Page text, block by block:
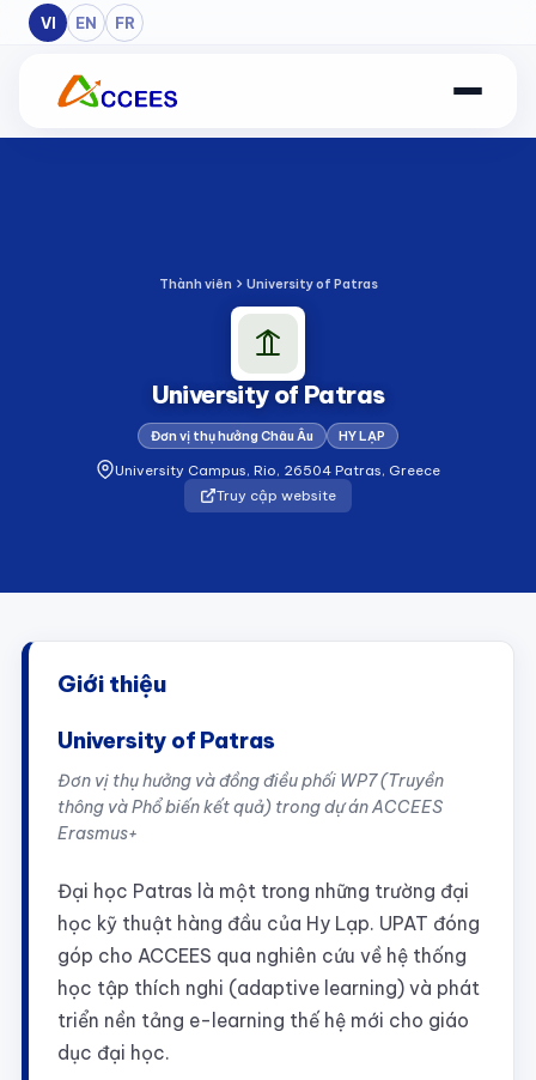
Skip to Main Content
VI EN FR
Thành viên University of Patras
University of Patras
Đơn vị thụ hưởng Châu Âu HY LẠP
University Campus, Rio, 26504 Patras, Greece
Truy cập website
Giới thiệu
University of Patras
Đơn vị thụ hưởng và đồng điều phối WP7 (Truyền
thông và Phổ biến kết quả) trong dự án ACCEES
Erasmus+
Đại học Patras là một trong những trường đại
học kỹ thuật hàng đầu của Hy Lạp. UPAT đóng
góp cho ACCEES qua nghiên cứu về hệ thống
học tập thích nghi (adaptive learning) và phát
triển nền tảng e-learning thế hệ mới cho giáo
dục đại học.